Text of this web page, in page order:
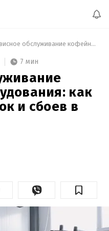
Сервисное обслуживание кофейного оборудования: как избежать поломок и сбоев в пиковые часы
7 мин
как
и сбоев в